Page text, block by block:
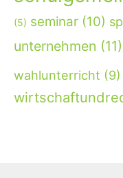
(5) seminar (10)
unternehmen (11)
wahlunterricht (9)